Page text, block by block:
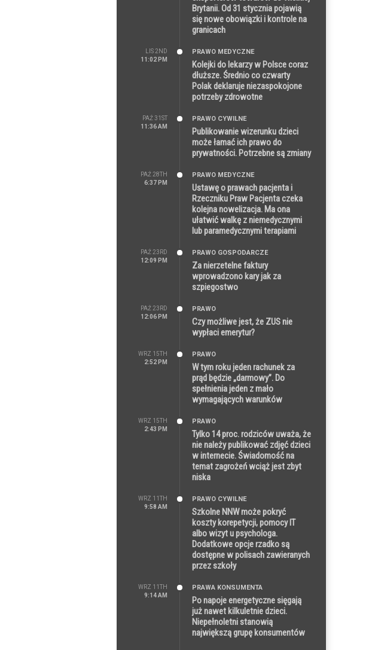
Brytanii. Od 31 stycznia pojawią
się nowe obowiązki i kontrole na
granicach
LIS 2ND
11:02 PM
PRAWO MEDYCZNE
Kolejki do lekarzy w Polsce coraz
dłuższe. Średnio co czwarty
Polak deklaruje niezaspokojone
potrzeby zdrowotne
PAŹ 31ST
11:36 AM
PRAWO CYWILNE
Publikowanie wizerunku dzieci
może łamać ich prawo do
prywatności. Potrzebne są zmiany
PAŹ 28TH
6:37 PM
PRAWO MEDYCZNE
Ustawę o prawach pacjenta i
Rzeczniku Praw Pacjenta czeka
kolejna nowelizacja. Ma ona
ułatwić walkę z niemedycznymi
lub paramedycznymi terapiami
PAŹ 23RD
12:09 PM
PRAWO GOSPODARCZE
Za nierzetelne faktury
wprowadzono kary jak za
szpiegostwo
PAŹ 23RD
12:06 PM
PRAWO
Czy możliwe jest, że ZUS nie
wypłaci emerytur?
WRZ 15TH
2:52 PM
PRAWO
W tym roku jeden rachunek za
prąd będzie „darmowy”. Do
spełnienia jeden z mało
wymagających warunków
WRZ 15TH
2:43 PM
PRAWO
Tylko 14 proc. rodziców uważa, że
nie należy publikować zdjęć dzieci
w internecie. Świadomość na
temat zagrożeń wciąż jest zbyt
niska
WRZ 11TH
9:58 AM
PRAWO CYWILNE
Szkolne NNW może pokryć
koszty korepetycji, pomocy IT
albo wizyt u psychologa.
Dodatkowe opcje rzadko są
dostępne w polisach zawieranych
przez szkoły
WRZ 11TH
9:14 AM
PRAWA KONSUMENTA
Po napoje energetyczne sięgają
już nawet kilkuletnie dzieci.
Niepełnoletni stanowią
największą grupę konsumentów